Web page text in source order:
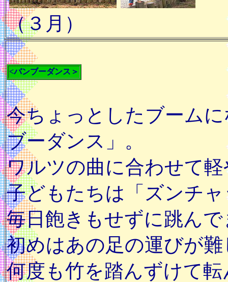
（３月）
<バンブーダンス＞
今ちょっとしたブーム
ブーダンス」。
ワルツの曲に合わせて
子どもたちは「ズンチ
毎日飽きもせずに跳ん
初めはあの足の運びが
何度も竹を踏んずけて